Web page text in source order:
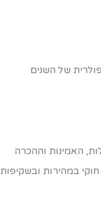
של השנים
האמינות וההכרה
במהירות ובשקיפות